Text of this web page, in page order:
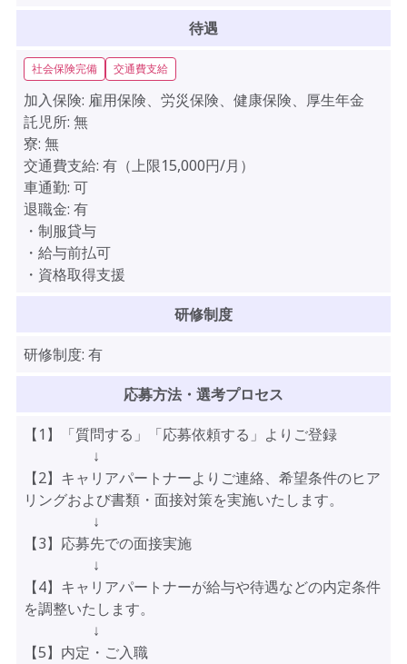
待遇
社会保険完備 交通費支給
加入保険: 雇用保険、労災保険、健康保険、厚生年金
託児所: 無
寮: 無
交通費支給: 有（上限15,000円/月）
車通勤: 可
退職金: 有
・制服貸与
・給与前払可
・資格取得支援
研修制度
研修制度: 有
応募方法・選考プロセス
【1】「質問する」「応募依頼する」よりご登録
↓
【2】キャリアパートナーよりご連絡、希望条件のヒア
リングおよび書類・面接対策を実施いたします。
↓
【3】応募先での面接実施
↓
【4】キャリアパートナーが給与や待遇などの内定条件
を調整いたします。
↓
【5】内定・ご入職